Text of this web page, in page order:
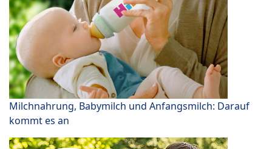
Milchnahrung, Babymilch und Anfangsmilch: Darauf
kommt es an